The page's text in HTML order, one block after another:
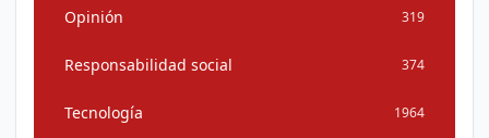
Opinión 319
Responsabilidad social 374
Tecnología 1964